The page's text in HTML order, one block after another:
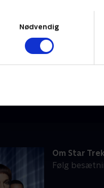
Nødvendig
Om Star
Følg